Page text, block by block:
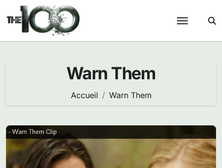
Passer
au
contenu
Warn Them
Accueil Warn Them